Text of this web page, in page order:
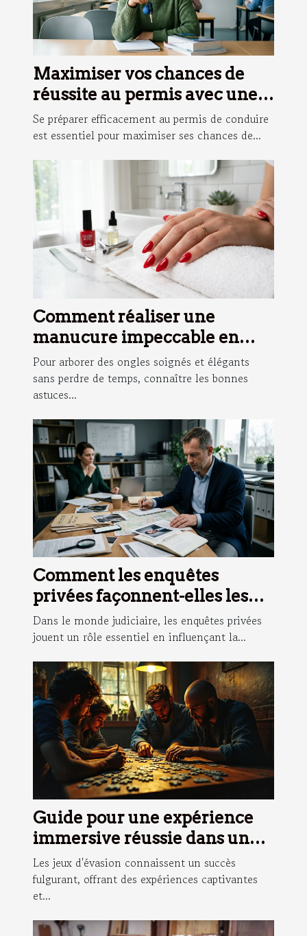
Maximiser vos chances de
réussite au permis avec une
formation adaptée
Se préparer efficacement au permis de conduire
est essentiel pour maximiser ses chances de...
Comment réaliser une
manucure impeccable en
moins de 10 minutes ?
Pour arborer des ongles soignés et élégants
sans perdre de temps, connaître les bonnes
astuces...
Comment les enquêtes
privées façonnent-elles les
stratégies judiciaires ?
Dans le monde judiciaire, les enquêtes privées
jouent un rôle essentiel en influençant la...
Guide pour une expérience
immersive réussie dans un
jeu d'évasion
Les jeux d'évasion connaissent un succès
fulgurant, offrant des expériences captivantes
et...